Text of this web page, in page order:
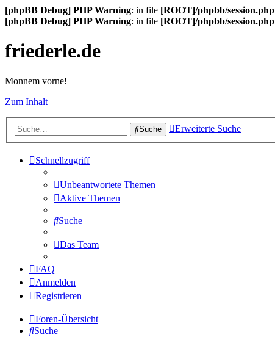
[phpBB Debug] PHP Warning: in file [ROOT]/phpbb/session.php
[phpBB Debug] PHP Warning: in file [ROOT]/phpbb/session.php
friederle.de
Monnem vorne!
Zum Inhalt
Suche Erweiterte Suche
Schnellzugriff
Unbeantwortete Themen
Aktive Themen
Suche
Das Team
FAQ
Anmelden
Registrieren
Foren-Übersicht
Suche